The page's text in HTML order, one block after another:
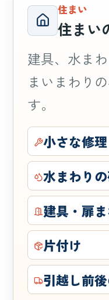
住まい
住まい
建具、水ま
まいまわり
す。
小さな修理
水まわり
建具・扉
片付け
引越し前